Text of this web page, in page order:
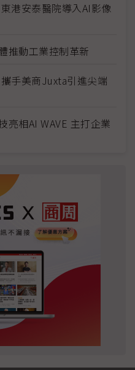
港安泰醫院導入AI影像
推動工業控制革新
手美商Juxta引進尖端
亮相AI WAVE 主打企業